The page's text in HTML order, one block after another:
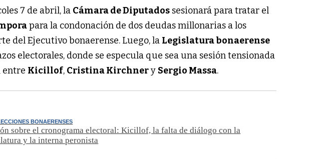
7 de abril, la Cámara de Diputados sesionará para tratar el
para la condonación de dos deudas millonarias a los
del Ejecutivo bonaerense. Luego, la Legislatura bonaerense
electorales, donde se especula que sea una sesión tensionada
entre Kicillof, Cristina Kirchnery Sergio Massa.
BONAERENSES
sobre el cronograma electoral: Kicillof, la falta de diálogo con la
y la interna peronista